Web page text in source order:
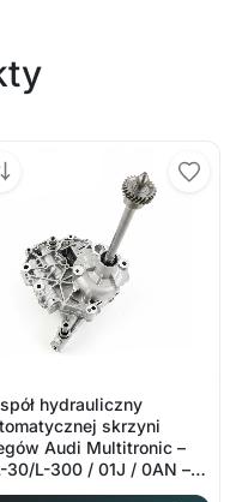
hydrauliczny
skrzyni
Audi Multitronic –
30/L-300 / 01J / 0AN –
01J927156CQ